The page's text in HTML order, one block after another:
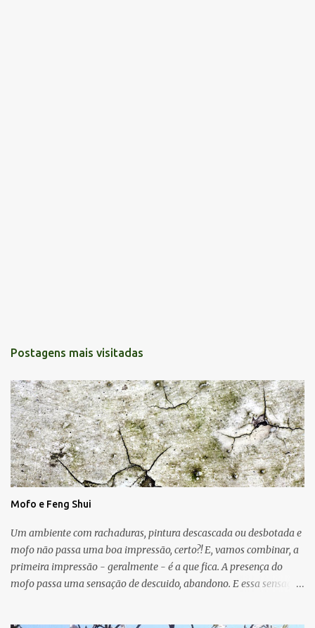
Postagens mais visitadas
Mofo e Feng Shui
Um ambiente com rachaduras, pintura descascada ou desbotada e
mofo não passa uma boa impressão, certo?! E, vamos combinar, a
primeira impressão - geralmente - é a que fica. A presença do
mofo passa uma sensação de descuido, abandono. E essa sensação,